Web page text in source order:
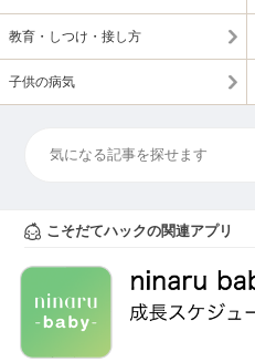
教育・しつけ・接し方
子供の病気
こそだてハックの関連アプリ